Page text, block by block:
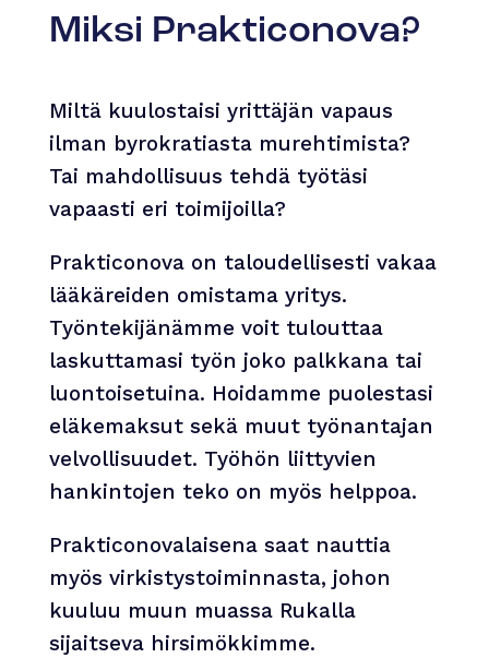
Miksi Prakticonova?
Miltä kuulostaisi yrittäjän vapaus
ilman byrokratiasta murehtimista?
Tai mahdollisuus tehdä työtäsi
vapaasti eri toimijoilla?
Prakticonova on taloudellisesti vakaa
lääkäreiden omistama yritys.
Työntekijänämme voit tulouttaa
laskuttamasi työn joko palkkana tai
luontoisetuina. Hoidamme puolestasi
eläkemaksut sekä muut työnantajan
velvollisuudet. Työhön liittyvien
hankintojen teko on myös helppoa.
Prakticonovalaisena saat nauttia
myös virkistystoiminnasta, johon
kuuluu muun muassa Rukalla
sijaitseva hirsimökkimme.